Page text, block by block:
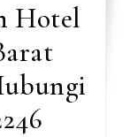
Hotel